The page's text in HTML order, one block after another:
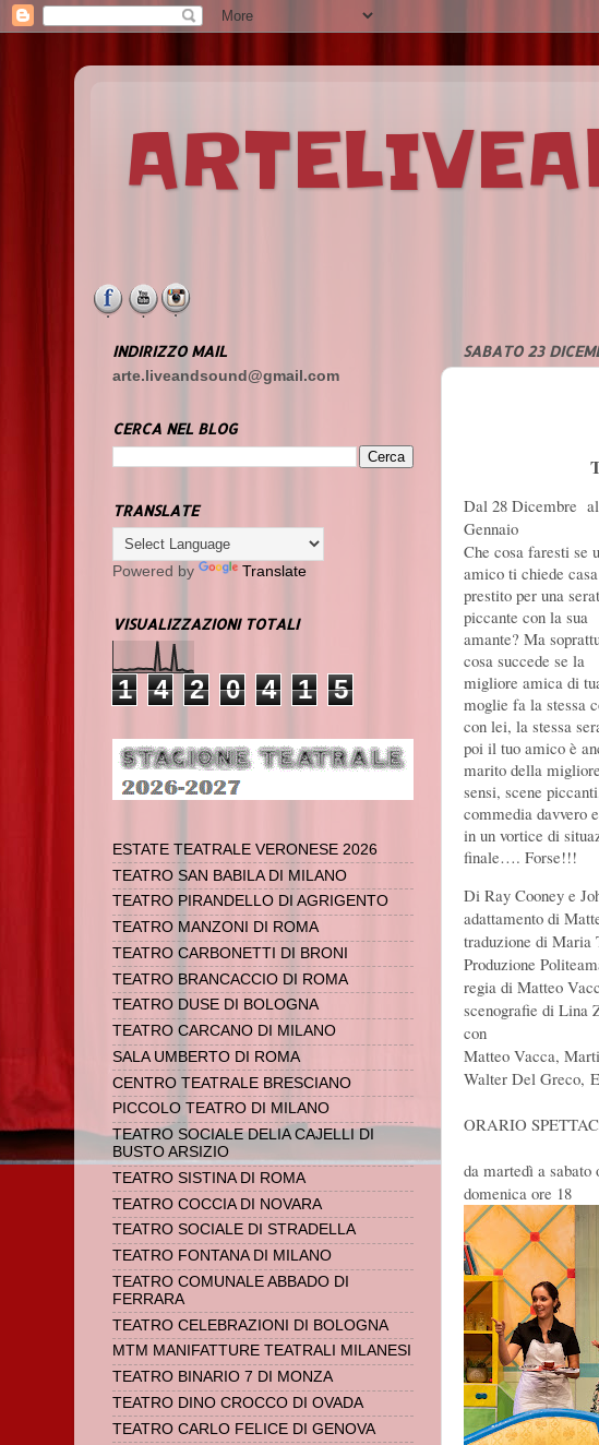
SABATO 23
Dal 28 Dicembre
Gennaio
Che cosa faresti se
amico ti chiede
prestito per una
piccante con la sua
amante? Ma
cosa succede se la
migliore amica di
moglie fa la stessa
con lei, la stessa
poi il tuo amico è
marito della
sensi, scene
commedia davvero
in un vortice di
finale…. Forse!!!
Di Ray Cooney e
adattamento di
traduzione di Maria
Produzione
regia di Matteo
scenografie di Lina
con
Matteo Vacca,
Walter Del Greco,
ORARIO
da martedì a sabato
domenica ore 18
INDIRIZZO MAIL
arte.liveandsound@gmail.com
CERCA NEL BLOG
TRANSLATE
Powered by Translate
VISUALIZZAZIONI TOTALI
1 4 2 0 4 1 5
ESTATE TEATRALE VERONESE 2026
TEATRO SAN BABILA DI MILANO
TEATRO PIRANDELLO DI AGRIGENTO
TEATRO MANZONI DI ROMA
TEATRO CARBONETTI DI BRONI
TEATRO BRANCACCIO DI ROMA
TEATRO DUSE DI BOLOGNA
TEATRO CARCANO DI MILANO
SALA UMBERTO DI ROMA
CENTRO TEATRALE BRESCIANO
PICCOLO TEATRO DI MILANO
TEATRO SOCIALE DELIA CAJELLI DI
BUSTO ARSIZIO
TEATRO SISTINA DI ROMA
TEATRO COCCIA DI NOVARA
TEATRO SOCIALE DI STRADELLA
TEATRO FONTANA DI MILANO
TEATRO COMUNALE ABBADO DI
FERRARA
TEATRO CELEBRAZIONI DI BOLOGNA
MTM MANIFATTURE TEATRALI MILANESI
TEATRO BINARIO 7 DI MONZA
TEATRO DINO CROCCO DI OVADA
TEATRO CARLO FELICE DI GENOVA